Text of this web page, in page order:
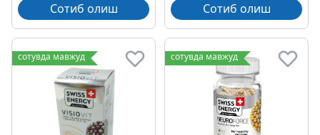
Сотиб олиш Сотиб олиш
сотувда мавжуд сотувда мавжуд